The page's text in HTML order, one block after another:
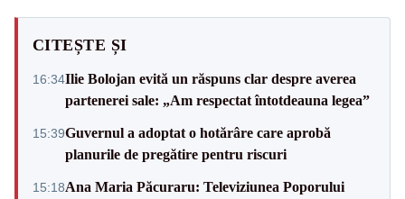
CITEȘTE ȘI
16:34Ilie Bolojan evită un răspuns clar despre averea
partenerei sale: „Am respectat întotdeauna legea”
15:39Guvernul a adoptat o hotărâre care aprobă
planurile de pregătire pentru riscuri
15:18Ana Maria Păcuraru: Televiziunea Poporului